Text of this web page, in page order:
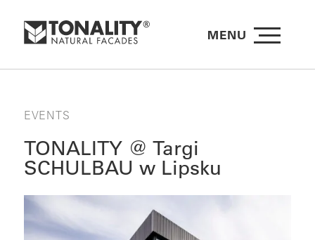
MENU
EVENTS
TONALITY @ Targi
SCHULBAU w Lipsku